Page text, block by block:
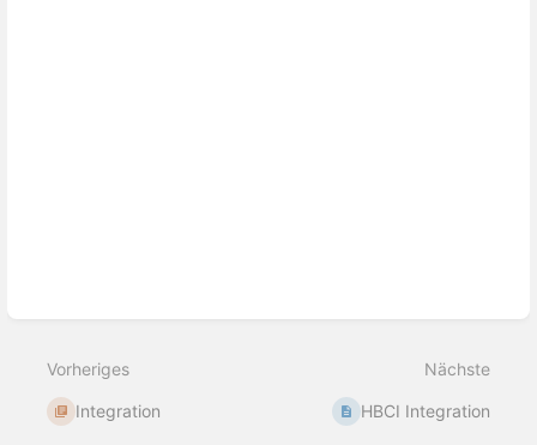
Vorheriges
Integration
Nächste
HBCI Integration